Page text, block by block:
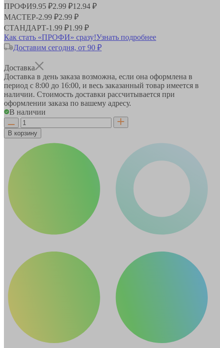
ПРОФИ9.95 ₽2.99 ₽12.94 ₽
МАСТЕР-2.99 ₽2.99 ₽
СТАНДАРТ-1.99 ₽1.99 ₽
Как стать «ПРОФИ» сразу!Узнать подробнее
Доставим сегодня, от 90 ₽
Доставка
Доставка в день заказа возможна, если она оформлена в
период с 8:00 до 16:00, и весь заказанный товар имеется в
наличии. Стоимость доставки рассчитывается при
оформлении заказа по вашему адресу.
В наличии
В корзину